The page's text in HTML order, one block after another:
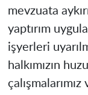
mevzuata
yaptırım
işyerleri
halkımızın